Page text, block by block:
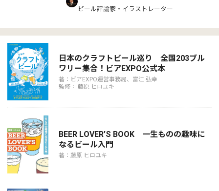
ビール評論家・イラストレーター
日本のクラフトビール巡り 全国203ブル
ワリー集合！ビアEXPO公式本
著：ビアEXPO運営事務局、富江 弘幸
監修： 藤原 ヒロユキ
BEER LOVER’S BOOK 一生ものの趣味に
なるビール入門
著：藤原 ヒロユキ